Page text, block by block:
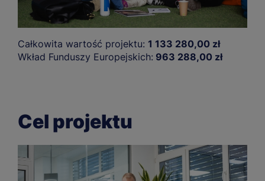
Całkowita wartość projektu: 1 133 280,00 zł
Wkład Funduszy Europejskich: 963 288,00 zł
Cel projektu